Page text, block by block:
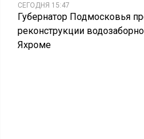
СЕГОДНЯ 15:47
Губернатор Подмосковья
реконструкции
Яхроме